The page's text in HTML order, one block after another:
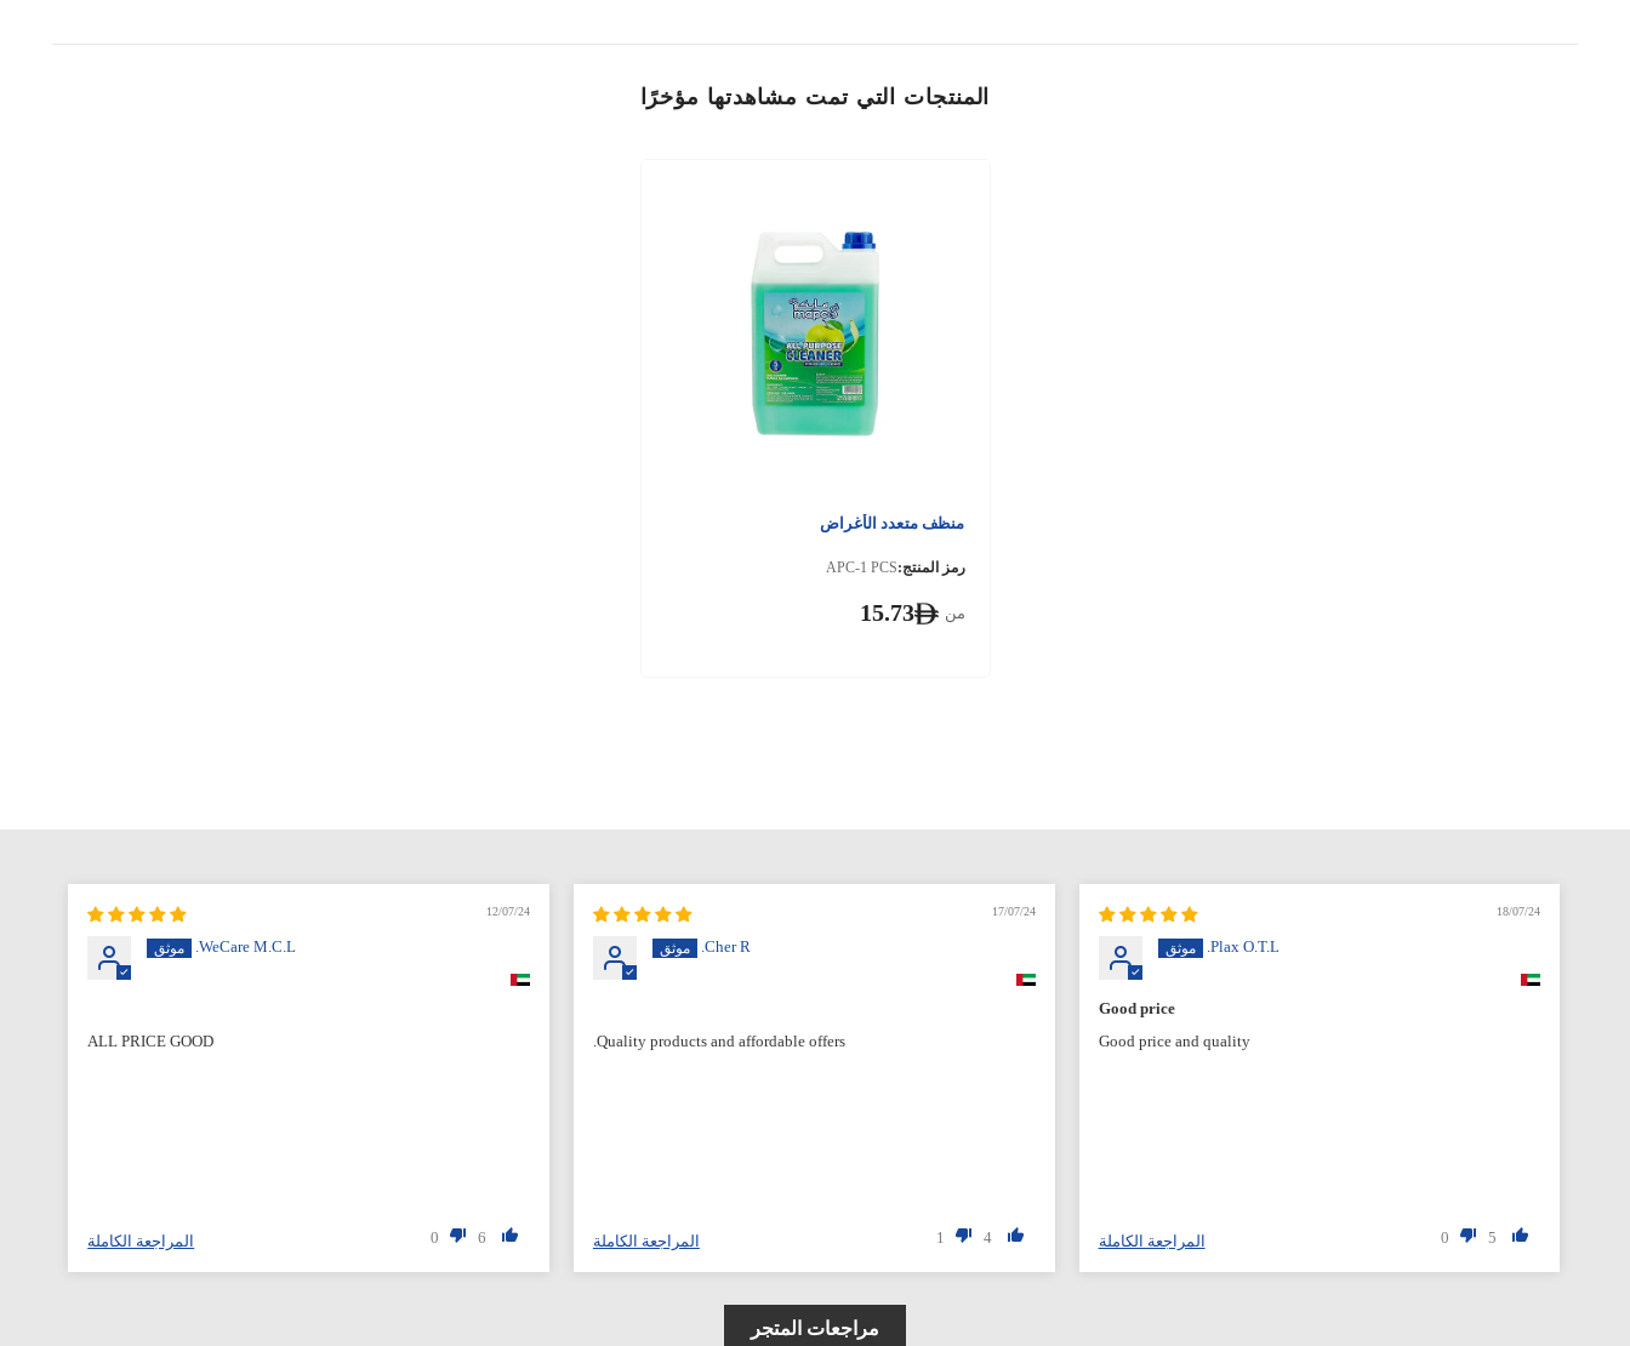
المنتجات التي تمت مشاهدتها مؤخرًا
منظف ​​متعدد الأغراض
رمز المنتج:APC-1 PCS
من 15.73
18/07/24
Plax O.T.L.
Good price
Good price and quality
5
0 المراجعة الكاملة
17/07/24
Cher R.
Quality products and affordable offers.
4
1 المراجعة الكاملة
12/07/24
WeCare M.C.L.
ALL PRICE GOOD
6
0 المراجعة الكاملة
مراجعات المتجر